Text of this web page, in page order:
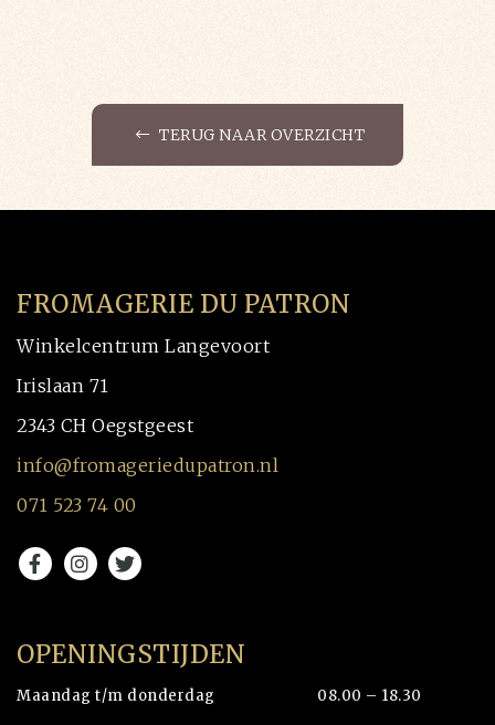
TERUG NAAR OVERZICHT
FROMAGERIE DU PATRON
Winkelcentrum Langevoort
Irislaan 71
2343 CH Oegstgeest
info@fromageriedupatron.nl
071 523 74 00
OPENINGSTIJDEN
Maandag t/m donderdag 08.00 – 18.30